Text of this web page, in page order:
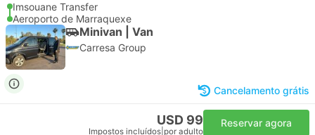
Imsouane Transfer
Aeroporto de Marraquexe
Minivan | Van
Carresa Group
Cancelamento grátis
USD 99
Impostos incluídos por adulto
Reservar agora